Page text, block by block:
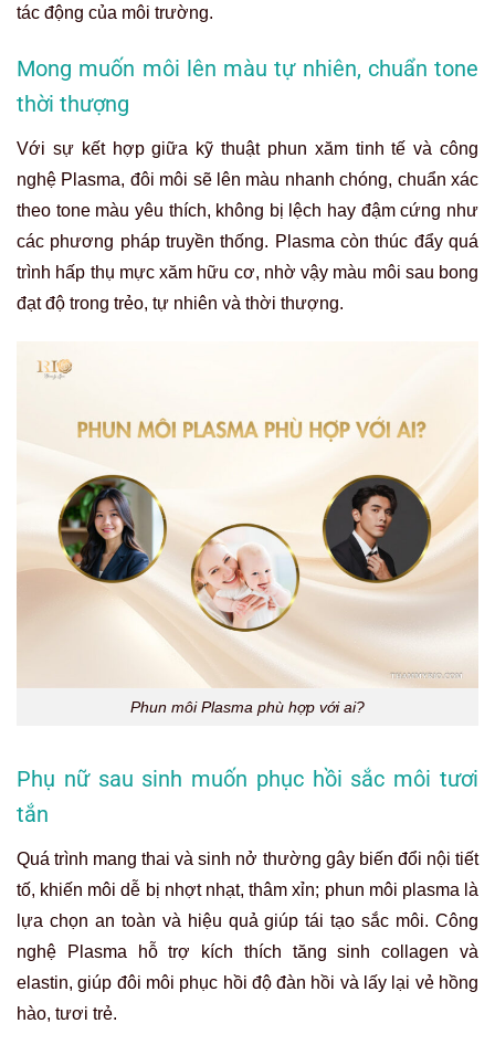
tác động của môi trường.
Mong muốn môi lên màu tự nhiên, chuẩn tone
thời thượng
Với sự kết hợp giữa kỹ thuật phun xăm tinh tế và công
nghệ Plasma, đôi môi sẽ lên màu nhanh chóng, chuẩn xác
theo tone màu yêu thích, không bị lệch hay đậm cứng như
các phương pháp truyền thống. Plasma còn thúc đẩy quá
trình hấp thụ mực xăm hữu cơ, nhờ vậy màu môi sau bong
đạt độ trong trẻo, tự nhiên và thời thượng.
Phun môi Plasma phù hợp với ai?
Phụ nữ sau sinh muốn phục hồi sắc môi tươi
tắn
Quá trình mang thai và sinh nở thường gây biến đổi nội tiết
tố, khiến môi dễ bị nhợt nhạt, thâm xỉn; phun môi plasma là
lựa chọn an toàn và hiệu quả giúp tái tạo sắc môi. Công
nghệ Plasma hỗ trợ kích thích tăng sinh collagen và
elastin, giúp đôi môi phục hồi độ đàn hồi và lấy lại vẻ hồng
hào, tươi trẻ.